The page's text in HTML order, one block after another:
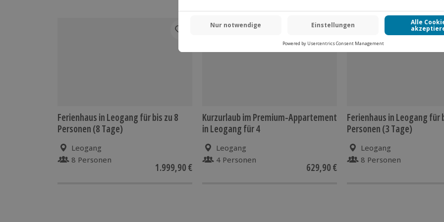
Ferienhaus in Leogang für bis zu 8
Personen (8 Tage)
Leogang
8 Personen
1.999,90 €
Kurzurlaub im Premium-Appartement
in Leogang für 4
Leogang
4 Personen
629,90 €
Ferienhaus in Leogang für
Personen (3 Tage)
Leogang
8 Personen